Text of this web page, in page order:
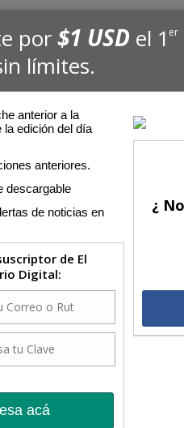
por$1 USD el 1er
límites.
anterior a la
la edición del día
anteriores.
descargable
de noticias en
de El
Digital:
acá
¿